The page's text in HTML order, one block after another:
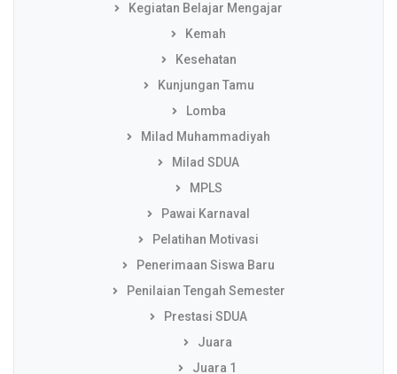
Kegiatan Belajar Mengajar
Kemah
Kesehatan
Kunjungan Tamu
Lomba
Milad Muhammadiyah
Milad SDUA
MPLS
Pawai Karnaval
Pelatihan Motivasi
Penerimaan Siswa Baru
Penilaian Tengah Semester
Prestasi SDUA
Juara
Juara 1